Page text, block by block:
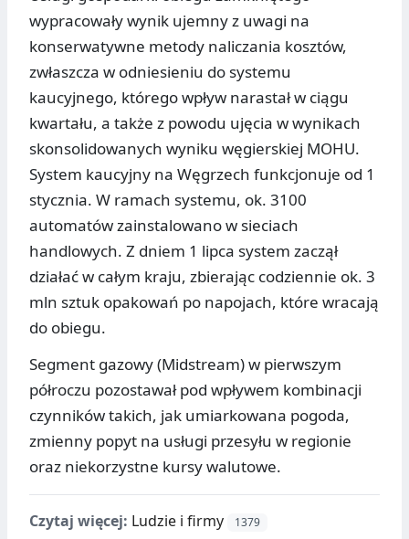
wypracowały wynik ujemny z uwagi na
konserwatywne metody naliczania kosztów,
zwłaszcza w odniesieniu do systemu
kaucyjnego, którego wpływ narastał w ciągu
kwartału, a także z powodu ujęcia w wynikach
skonsolidowanych wyniku węgierskiej MOHU.
System kaucyjny na Węgrzech funkcjonuje od 1
stycznia. W ramach systemu, ok. 3100
automatów zainstalowano w sieciach
handlowych. Z dniem 1 lipca system zaczął
działać w całym kraju, zbierając codziennie ok. 3
mln sztuk opakowań po napojach, które wracają
do obiegu.
Segment gazowy (Midstream) w pierwszym
półroczu pozostawał pod wpływem kombinacji
czynników takich, jak umiarkowana pogoda,
zmienny popyt na usługi przesyłu w regionie
oraz niekorzystne kursy walutowe.
Czytaj więcej: Ludzie i firmy 1379